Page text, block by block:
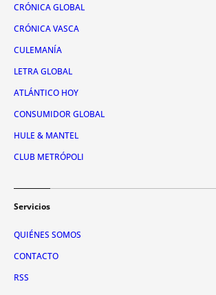
CRÓNICA GLOBAL
CRÓNICA VASCA
CULEMANÍA
LETRA GLOBAL
ATLÁNTICO HOY
CONSUMIDOR GLOBAL
HULE & MANTEL
CLUB METRÓPOLI
Servicios
QUIÉNES SOMOS
CONTACTO
RSS